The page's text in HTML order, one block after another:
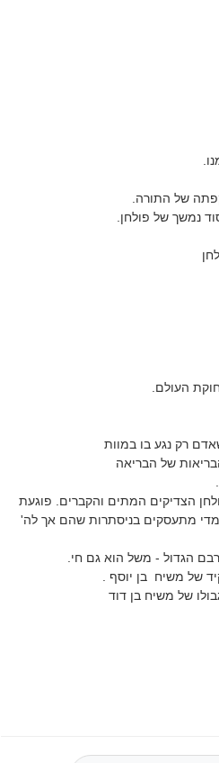
של התורה.
נמשך של פולחן.
העולם.
רק נגע בו במוות
של הבריאה
הצדיקים המתים והקברים. פוגעת
מדי מתעסקים בניסתרות שהם אך לה'
הגדול - משל הוא גם חי.
של משיח בן יוסף .
של משיח בן דוד